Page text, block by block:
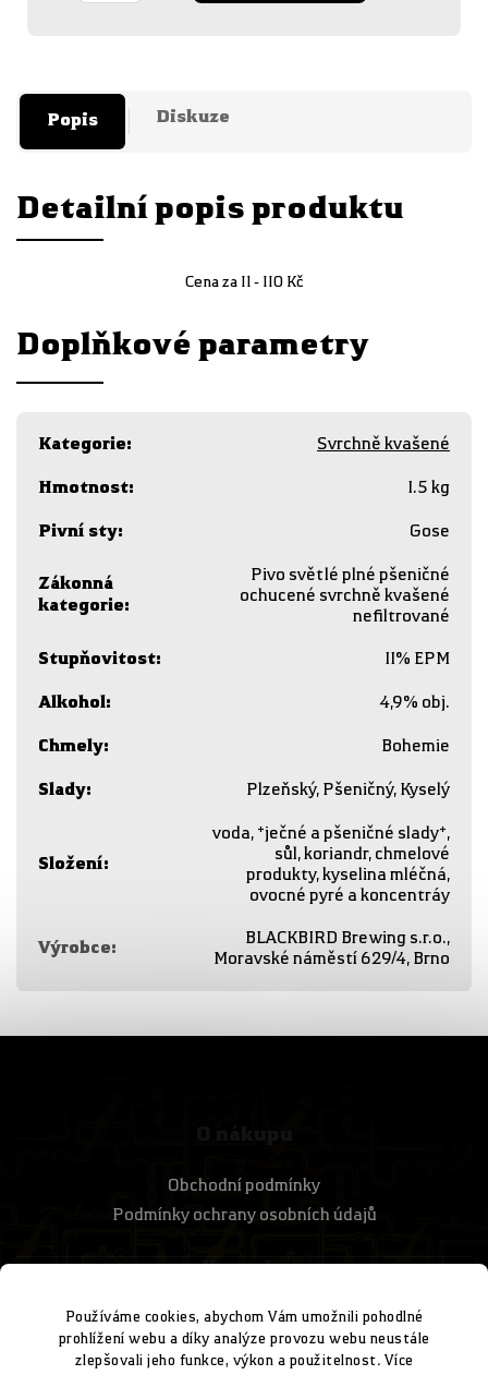
Používáme cookies, abychom Vám umožnili pohodlné
prohlížení webu a díky analýze provozu webu neustále
zlepšovali jeho funkce, výkon a použitelnost. Více
Popis Diskuze
Detailní popis produktu
Cena za 1l - 110 Kč
Doplňkové parametry
Kategorie: Svrchně kvašené
Hmotnost: 1.5 kg
Pivní sty: Gose
Zákonná
kategorie:
Pivo světlé plné pšeničné
ochucené svrchně kvašené
nefiltrované
Stupňovitost: 11% EPM
Alkohol: 4,9% obj.
Chmely: Bohemie
Slady: Plzeňský, Pšeničný, Kyselý
Složení:
voda, *ječné a pšeničné slady*,
sůl, koriandr, chmelové
produkty, kyselina mléčná,
ovocné pyré a koncentráy
Výrobce:
BLACKBIRD Brewing s.r.o.,
Moravské náměstí 629/4, Brno
Obchodní podmínky
Podmínky ochrany osobních údajů
Kontakt
+420 728 304 711